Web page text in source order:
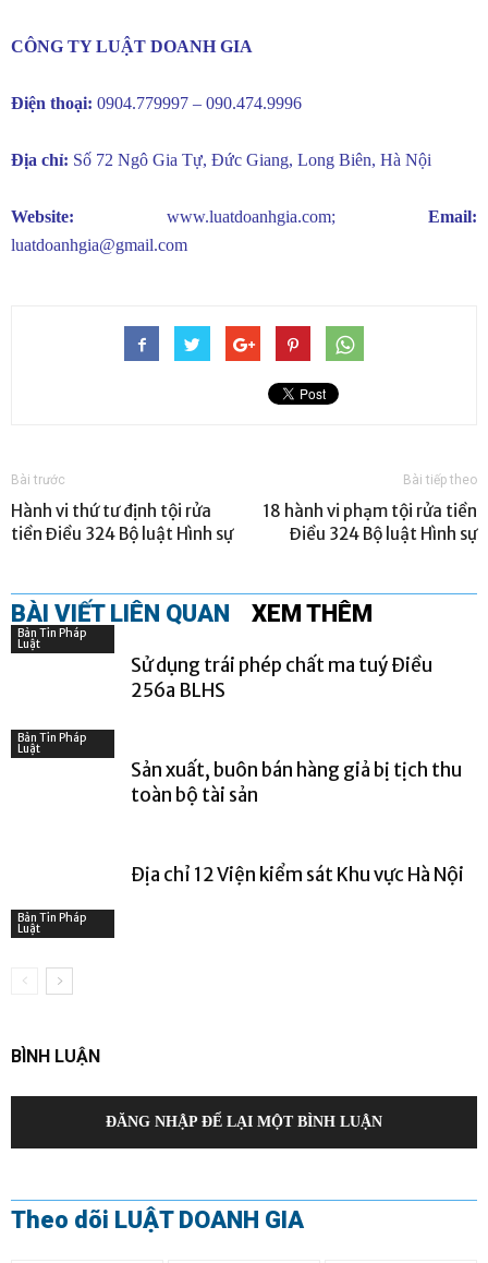
CÔNG TY LUẬT DOANH GIA
Điện thoại: 0904.779997 – 090.474.9996
Địa chỉ: Số 72 Ngô Gia Tự, Đức Giang, Long Biên, Hà Nội
Website: www.luatdoanhgia.com; Email:
luatdoanhgia@gmail.com
Bài trước
Hành vi thứ tư định tội rửa
tiền Điều 324 Bộ luật Hình sự
Bài tiếp theo
18 hành vi phạm tội rửa tiền
Điều 324 Bộ luật Hình sự
BÀI VIẾT LIÊN QUAN XEM THÊM
Bản Tin Pháp
Luật
Sử dụng trái phép chất ma tuý Điều
256a BLHS
Bản Tin Pháp
Luật
Sản xuất, buôn bán hàng giả bị tịch thu
toàn bộ tài sản
Bản Tin Pháp
Luật
Địa chỉ 12 Viện kiểm sát Khu vực Hà Nội
BÌNH LUẬN
ĐĂNG NHẬP ĐỂ LẠI MỘT BÌNH LUẬN
Theo dõi LUẬT DOANH GIA